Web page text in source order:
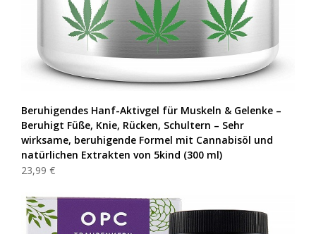
Beruhigendes Hanf-Aktivgel für Muskeln & Gelenke –
Beruhigt Füße, Knie, Rücken, Schultern – Sehr
wirksame, beruhigende Formel mit Cannabisöl und
natürlichen Extrakten von 5kind (300 ml)
23,99 €